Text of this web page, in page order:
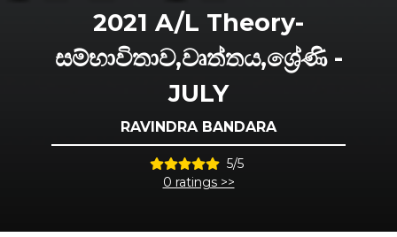
2021 A/L Theory-
සම්භාවිතාව,වෘත්තය,ශ්‍රේණි -
JULY
RAVINDRA BANDARA
5/5
0 ratings >>